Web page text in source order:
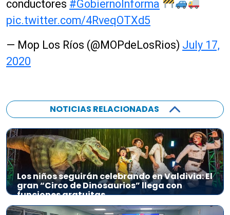
conductores #GobiernoInforma
pic.twitter.com/4RveqOTXd5
— Mop Los Ríos (@MOPdeLosRios) July 17,
2020
NOTICIAS RELACIONADAS
Los niños seguirán celebrando en Valdivia: El
gran “Circo de Dinosaurios” llega con
funciones gratuitas